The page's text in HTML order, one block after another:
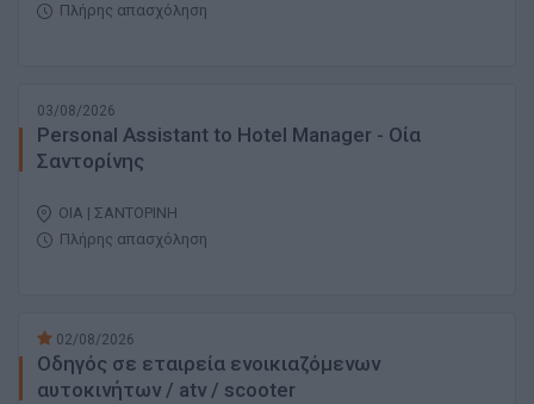
Πλήρης απασχόληση
03/08/2026
Personal Assistant to Hotel Manager - Οία
Σαντορίνης
ΟΙΑ | ΣΑΝΤΟΡΙΝΗ
Πλήρης απασχόληση
02/08/2026
Οδηγός σε εταιρεία ενοικιαζόμενων
αυτοκινήτων / atv / scooter